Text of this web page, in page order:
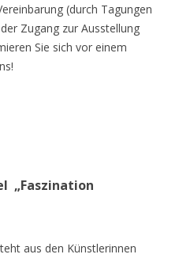
(durch Tagungen
Zugang zur Ausstellung
Sie sich vor einem
„Faszination
aus den Künstlerinnen